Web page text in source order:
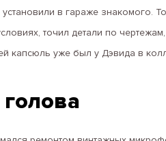
в гараже знакомого.
точил детали по
капсюль уже был у Дэвида в